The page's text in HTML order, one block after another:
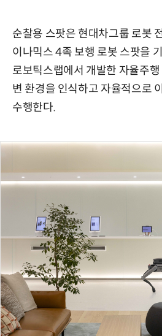
순찰용 스팟은 현대차그룹 로봇
이나믹스 4족 보행 로봇 스팟을
로보틱스랩에서 개발한 자율주
변 환경을 인식하고 자율적으로
수행한다.